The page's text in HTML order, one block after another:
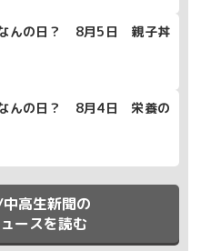
んの日？ 8月5日 親子丼
んの日？ 8月4日 栄養の
高生新聞の
ースを読む